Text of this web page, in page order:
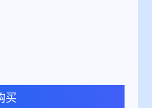
买